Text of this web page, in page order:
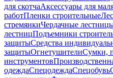
для скотчаАксессуары для
работПленки строительные
стремянкиЧердачные
лестницПодъемники
защитыСредства
защитыОгнетушителиСумки,
инструментов
одеждаСпецодеждаСпецобувь